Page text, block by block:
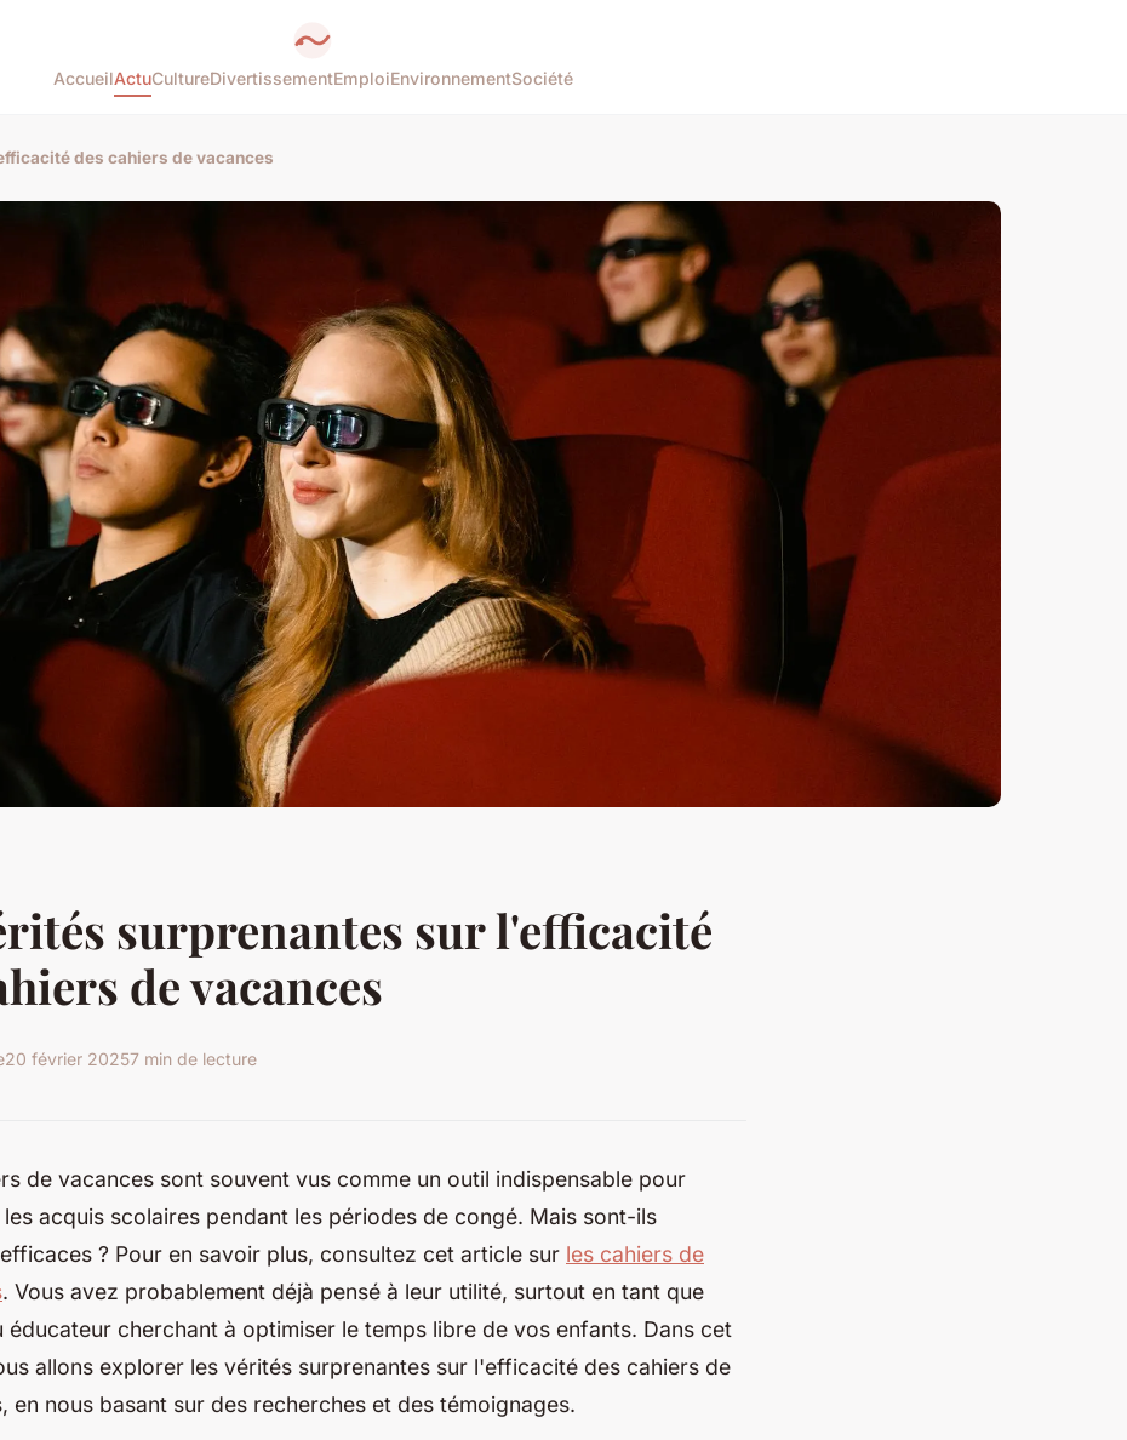
AccueilActuCultureDivertissementEmploiEnvironnementSociété
des cahiers de vacances
surprenantes sur l'efficacité
de vacances
20 février 20257 min de lecture
de vacances sont souvent vus comme un outil indispensable pour
les acquis scolaires pendant les périodes de congé. Mais sont-ils
? Pour en savoir plus, consultez cet article sur les cahiers de
. Vous avez probablement déjà pensé à leur utilité, surtout en tant que
éducateur cherchant à optimiser le temps libre de vos enfants. Dans cet
allons explorer les vérités surprenantes sur l'efficacité des cahiers de
en nous basant sur des recherches et des témoignages.